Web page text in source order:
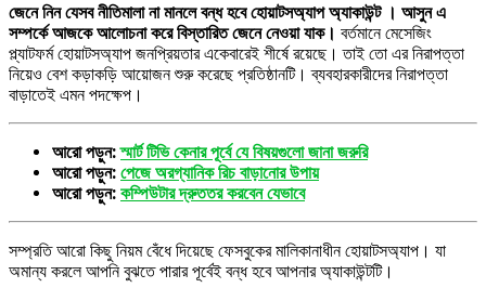
জেনে নিন যেসব নীতিমালা না মানলে বন্ধ হবে হোয়াটসঅ্যাপ অ্যাকাউন্ট । আসুন এ
সম্পর্কে আজকে আলোচনা করে বিস্তারিত জেনে নেওয়া যাক। বর্তমানে মেসেজিং
প্ল্যাটফর্ম হোয়াটসঅ্যাপ জনপ্রিয়তার একেবারেই শীর্ষে রয়েছে। তাই তো এর নিরাপত্তা
নিয়েও বেশ কড়াকড়ি আয়োজন শুরু করেছে প্রতিষ্ঠানটি। ব্যবহারকারীদের নিরাপত্তা
বাড়াতেই এমন পদক্ষেপ।
আরো পড়ুন:স্মার্ট টিভি কেনার পূর্বে যে বিষয়গুলো জানা জরুরি
আরো পড়ুন: পেজে অরগ্যানিক রিচ বাড়ানোর উপায়
আরো পড়ুন: কম্পিউটার দ্রুততর করবেন যেভাবে
সম্প্রতি আরো কিছু নিয়ম বেঁধে দিয়েছে ফেসবুকের মালিকানাধীন হোয়াটসঅ্যাপ। যা
অমান্য করলে আপনি বুঝতে পারার পূর্বেই বন্ধ হবে আপনার অ্যাকাউন্টটি।